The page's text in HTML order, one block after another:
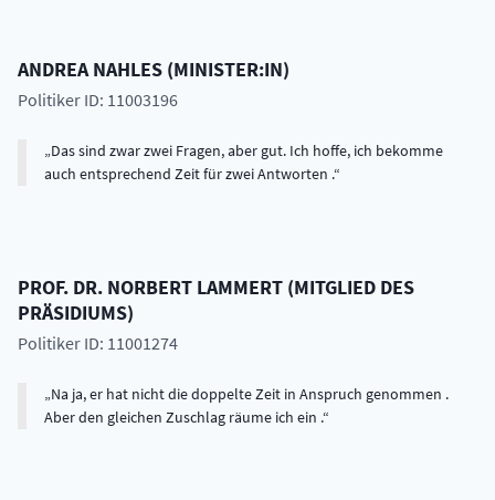
ANDREA NAHLES (MINISTER:IN)
Politiker ID: 11003196
Das sind zwar zwei Fragen, aber gut. Ich hoffe, ich bekomme
auch entsprechend Zeit für zwei Antworten .
PROF. DR. NORBERT LAMMERT (MITGLIED DES
PRÄSIDIUMS)
Politiker ID: 11001274
Na ja, er hat nicht die doppelte Zeit in Anspruch genommen .
Aber den gleichen Zuschlag räume ich ein .